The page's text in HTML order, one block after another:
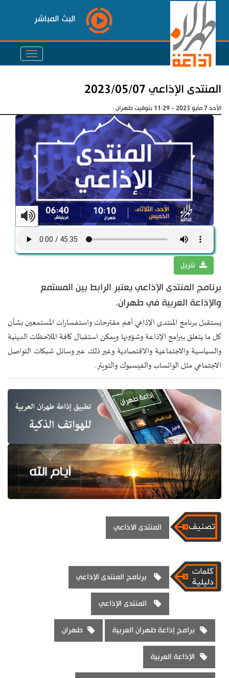
البث المباشر
المنتدى الإذاعي 2023/05/07
الأحد 7 مايو 2023 - 11:29 بتوقيت طهران
تنزيل
برنامج المنتدى الإذاعي يعتبر الرابط بين المستمع
والإذاعة العربية في طهران.
يستقبل برنامج المنتدى الإذاعي أهم مقترحات واستفسارات المستمعين بشأن
كل ما يتعلق ببرامج الإذاعة وشؤونها ويمكن استقبال كافة الملاحظات الدينية
والسياسية والاجتماعية والاقتصادية وغير ذلك عبر وسائل شبكات التواصل
الاجتماعي مثل الواتساب والفيسبوك والتويتر.
المنتدى الاذاعي
برنامج المنتدى الإذاعي
المنتدى الإذاعي
برامج إذاعة طهران العربية طهران
الإذاعة العربية